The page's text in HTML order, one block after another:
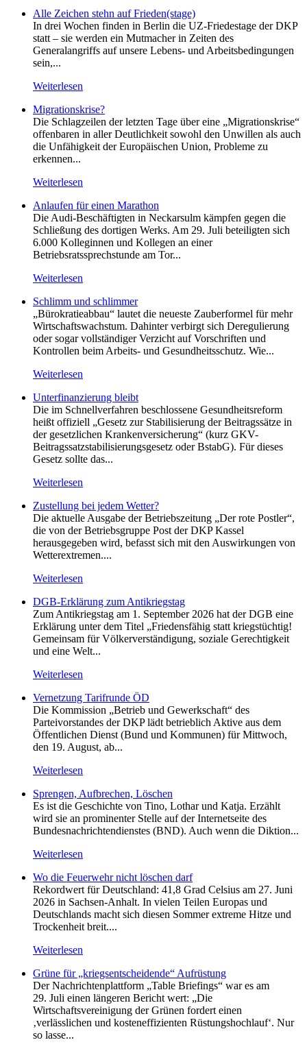
Alle Zeichen stehn auf Frieden(stage)
In drei Wochen finden in Berlin die UZ-Friedestage der DKP
statt – sie werden ein Mutmacher in Zeiten des
Generalangriffs auf unsere Lebens- und Arbeitsbedingungen
sein,...
Weiterlesen
Migrationskrise?
Die Schlagzeilen der letzten Tage über eine „Migrationskrise“
offenbaren in aller Deutlichkeit sowohl den Unwillen als auch
die Unfähigkeit der Europäischen Union, Probleme zu
erkennen...
Weiterlesen
Anlaufen für einen Marathon
Die Audi-Beschäftigten in Neckarsulm kämpfen gegen die
Schließung des dortigen Werks. Am 29. Juli beteiligten sich
6.000 Kolleginnen und Kollegen an einer
Betriebsratssprechstunde am Tor...
Weiterlesen
Schlimm und schlimmer
„Bürokratieabbau“ lautet die neueste Zauberformel für mehr
Wirtschaftswachstum. Dahinter verbirgt sich Deregulierung
oder sogar vollständiger Verzicht auf Vorschriften und
Kontrollen beim Arbeits- und Gesundheitsschutz. Wie...
Weiterlesen
Unterfinanzierung bleibt
Die im Schnellverfahren beschlossene Gesundheitsreform
heißt offiziell „Gesetz zur Stabilisierung der Beitragssätze in
der gesetzlichen Krankenversicherung“ (kurz GKV-
Beitragssatzstabilisierungsgesetz oder BstabG). Für dieses
Gesetz sollte das...
Weiterlesen
Zustellung bei jedem Wetter?
Die aktuelle Ausgabe der Betriebszeitung „Der rote Postler“,
die von der Betriebsgruppe Post der DKP Kassel
herausgegeben wird, befasst sich mit den Auswirkungen von
Wetterextremen....
Weiterlesen
DGB-Erklärung zum Antikriegstag
Zum Antikriegstag am 1. September 2026 hat der DGB eine
Erklärung unter dem Titel „Friedensfähig statt kriegstüchtig!
Gemeinsam für Völkerverständigung, soziale Gerechtigkeit
und eine Welt...
Weiterlesen
Vernetzung Tarifrunde ÖD
Die Kommission „Betrieb und Gewerkschaft“ des
Parteivorstandes der DKP lädt betrieblich Aktive aus dem
Öffentlichen Dienst (Bund und Kommunen) für Mittwoch,
den 19. August, ab...
Weiterlesen
Sprengen, Aufbrechen, Löschen
Es ist die Geschichte von Tino, Lothar und Katja. Erzählt
wird sie an prominenter Stelle auf der Internetseite des
Bundesnachrichtendienstes (BND). Auch wenn die Diktion...
Weiterlesen
Wo die Feuerwehr nicht löschen darf
Rekordwert für Deutschland: 41,8 Grad Celsius am 27. Juni
2026 in Sachsen-Anhalt. In vielen Teilen Europas und
Deutschlands macht sich diesen Sommer extreme Hitze und
Trockenheit breit....
Weiterlesen
Grüne für „kriegsentscheidende“ Aufrüstung
Der Nachrichtenplattform „Table Briefings“ war es am
29. Juli einen längeren Bericht wert: „Die
Wirtschaftsvereinigung der Grünen fordert einen
‚verlässlichen und kosteneffizienten Rüstungshochlauf‘. Nur
so lasse...